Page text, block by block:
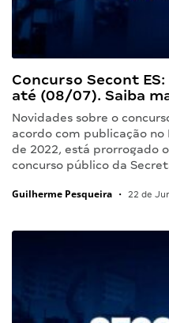
Concurso Secont
até (08/07). Saiba
Novidades sobre o
acordo com publicação
de 2022, está prorrogado
concurso público da
Guilherme Pesqueira • 22 de